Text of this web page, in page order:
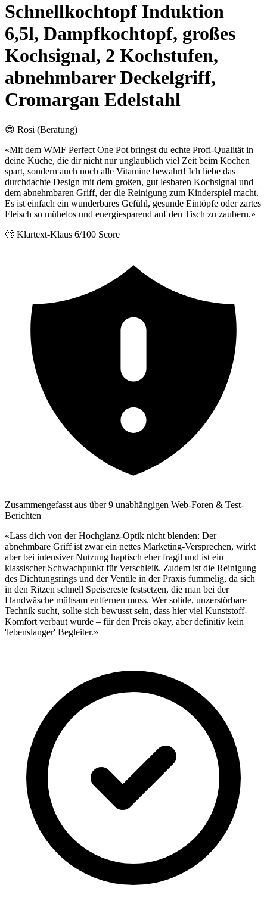
Schnellkochtopf Induktion
6,5l, Dampfkochtopf, großes
Kochsignal, 2 Kochstufen,
abnehmbarer Deckelgriff,
Cromargan Edelstahl
😍 Rosi (Beratung)
«Mit dem WMF Perfect One Pot bringst du echte Profi-Qualität in
deine Küche, die dir nicht nur unglaublich viel Zeit beim Kochen
spart, sondern auch noch alle Vitamine bewahrt! Ich liebe das
durchdachte Design mit dem großen, gut lesbaren Kochsignal und
dem abnehmbaren Griff, der die Reinigung zum Kinderspiel macht.
Es ist einfach ein wunderbares Gefühl, gesunde Eintöpfe oder zartes
Fleisch so mühelos und energiesparend auf den Tisch zu zaubern.»
🧐 Klartext-Klaus 6/100 Score
Zusammengefasst aus über 9 unabhängigen Web-Foren & Test-
Berichten
«Lass dich von der Hochglanz-Optik nicht blenden: Der
abnehmbare Griff ist zwar ein nettes Marketing-Versprechen, wirkt
aber bei intensiver Nutzung haptisch eher fragil und ist ein
klassischer Schwachpunkt für Verschleiß. Zudem ist die Reinigung
des Dichtungsrings und der Ventile in der Praxis fummelig, da sich
in den Ritzen schnell Speisereste festsetzen, die man bei der
Handwäsche mühsam entfernen muss. Wer solide, unzerstörbare
Technik sucht, sollte sich bewusst sein, dass hier viel Kunststoff-
Komfort verbaut wurde – für den Preis okay, aber definitiv kein
'lebenslanger' Begleiter.»